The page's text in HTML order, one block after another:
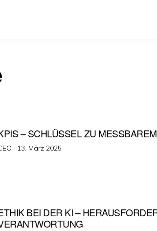
– SCHLÜSSEL ZU
· Veröffentlicht
13. März 2025
BEI DER KI –